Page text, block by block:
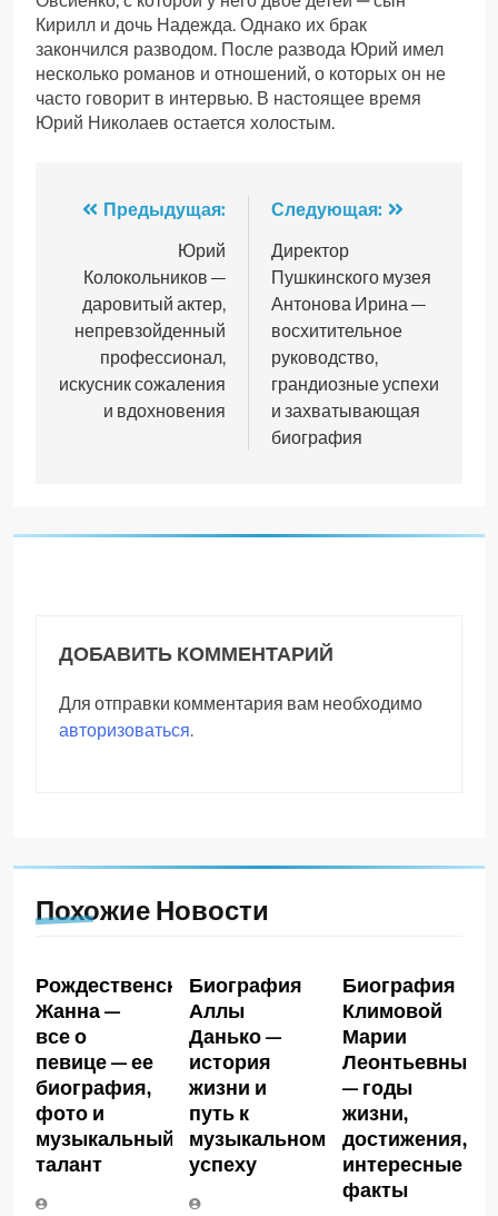
Кирилл и дочь Надежда. Однако их брак
закончился разводом. После развода Юрий имел
несколько романов и отношений, о которых он не
часто говорит в интервью. В настоящее время
Юрий Николаев остается холостым.
Навигация
записям
Предыдущая:
Юрий
Колокольников —
даровитый актер,
непревзойденный
профессионал,
искусник сожаления
и вдохновения
Следующая:
Директор
Пушкинского музея
Антонова Ирина —
восхитительное
руководство,
грандиозные успехи
и захватывающая
биография
ДОБАВИТЬ КОММЕНТАРИЙ
Для отправки комментария вам необходимо
авторизоваться.
Похожие Новости
Рождественская
Жанна —
все о
певице — ее
биография,
фото и
музыкальный
талант
Биография
Аллы
Данько —
история
жизни и
путь к
музыкальному
успеху
Биография
Климовой
Марии
Леонтьевны
— годы
жизни,
достижения,
интересные
факты